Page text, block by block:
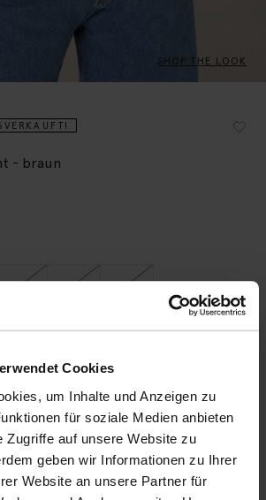
Cookies
um Inhalte und Anzeigen zu
für soziale Medien anbieten
Zugriffe auf unsere Website zu
geben wir Informationen zu Ihrer
Website an unsere Partner für
SHOP THE LOOK
- braun
M L XL